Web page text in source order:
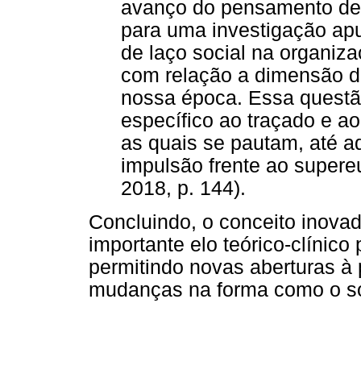
avanço do pensamento
para uma investigação
de laço social na
com relação a dimensão
nossa época. Essa
específico ao traçado e
as quais se pautam, até
impulsão frente ao
2018, p. 144).
Concluindo, o conceito
importante elo teórico-clínico
permitindo novas aberturas
mudanças na forma como o